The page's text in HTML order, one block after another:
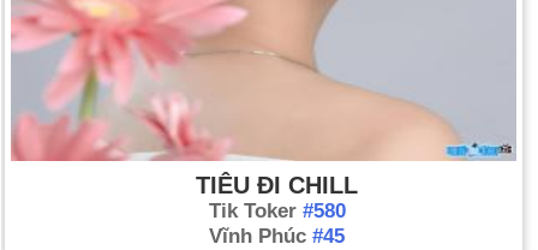
TIÊU ĐI CHILL
Tik Toker #580
Vĩnh Phúc #45